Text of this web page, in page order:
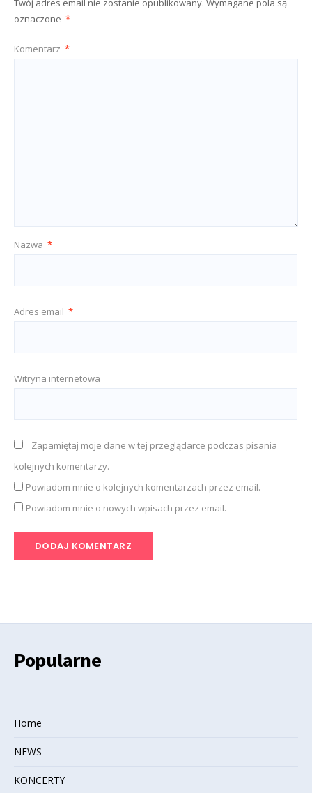
Twój adres email nie zostanie opublikowany. Wymagane pola są
oznaczone *
Komentarz *
Nazwa *
Adres email *
Witryna internetowa
Zapamiętaj moje dane w tej przeglądarce podczas pisania
kolejnych komentarzy.
Powiadom mnie o kolejnych komentarzach przez email.
Powiadom mnie o nowych wpisach przez email.
Popularne
Home
NEWS
KONCERTY